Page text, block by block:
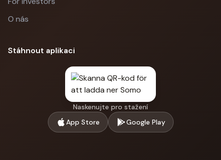
O nás
Stáhnout aplikaci
Naskenujte pro stažení
App Store
Google Play